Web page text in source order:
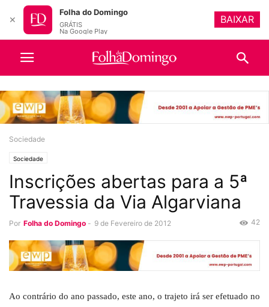
Sociedade
Sociedade
Inscrições abertas para a 5ª
Travessia da Via Algarviana
Por Folha do Domingo - 9 de Fevereiro de 2012 42
Ao contrário do ano passado, este ano, o trajeto irá ser efetuado no
✕
Folha do Domingo
GRÁTIS
Na Google Play
BAIXAR